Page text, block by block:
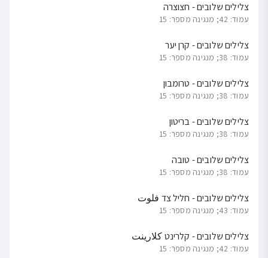
צלילים שלובים - חצוצרה
עמוד: 42; מנגינה מספר: 15
צלילים שלובים - קרן יער
עמוד: 38; מנגינה מספר: 15
צלילים שלובים - טרומבון
עמוד: 38; מנגינה מספר: 15
צלילים שלובים - בריטון
עמוד: 38; מנגינה מספר: 15
צלילים שלובים - טובה
עמוד: 38; מנגינה מספר: 15
צלילים שלובים - חליל צד فلوت
עמוד: 43; מנגינה מספר: 15
צלילים שלובים - קלרינט كلارينت
עמוד: 42; מנגינה מספר: 15